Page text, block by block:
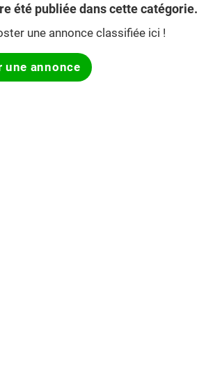
été publiée dans cette catégorie.
une annonce classifiée ici !
une annonce